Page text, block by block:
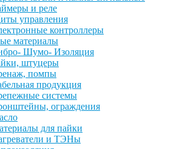
и реле
управления
контроллеры
материалы
Шумо- Изоляция
штуцеры
помпы
продукция
системы
ограждения
для пайки
и ТЭНы